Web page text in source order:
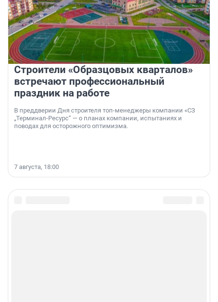
Строители «Образцовых кварталов»
встречают профессиональный
праздник на работе
В преддверии Дня строителя топ-менеджеры компании «СЗ
„Терминал-Ресурс“ — о планах компании, испытаниях и
поводах для осторожного оптимизма.
7 августа, 18:00